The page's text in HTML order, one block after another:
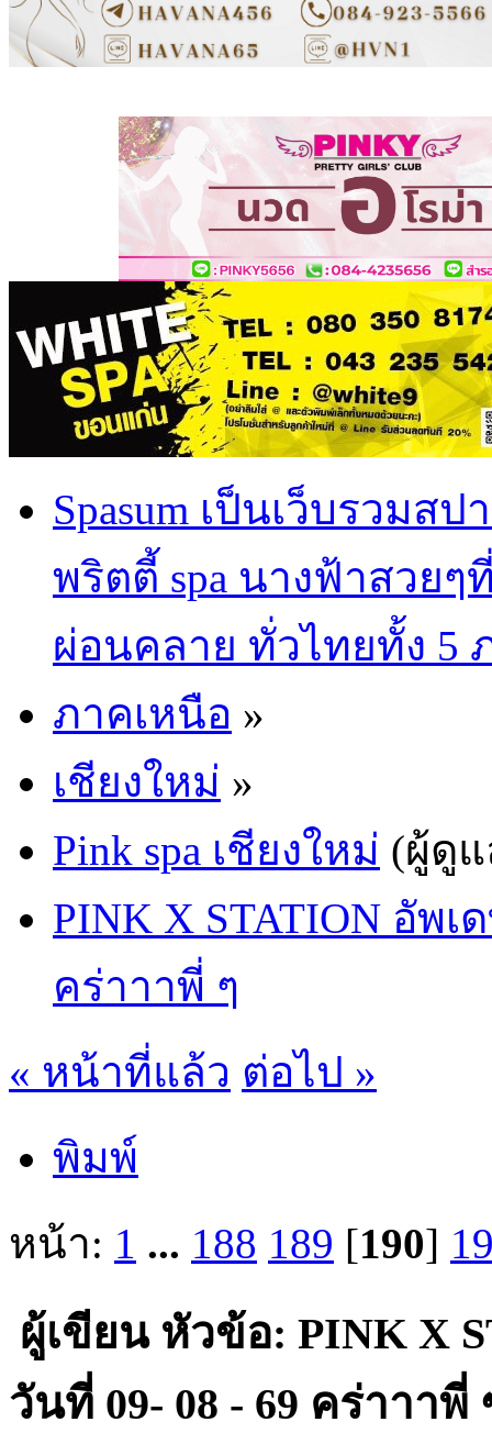
Spasum เป็นเว็บรวม
พริตตี้ spa นางฟ้าสวย
ผ่อนคลาย ทั่วไทยทั้ง 5
ภาคเหนือ »
เชียงใหม่ »
Pink spa เชียงใหม่ (ผู้ดู
PINK X STATION อัพเ
คร่าาาพี่ ๆ
« หน้าที่แล้ว ต่อไป »
พิมพ์
หน้า: 1 ... 188 189 [190]
ผู้เขียนหัวข้อ: PINK X
วันที่ 09- 08 - 69 คร่าาาพี่